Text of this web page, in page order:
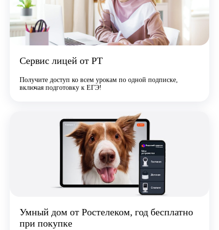
Сервис лицей от РТ
Получите доступ ко всем урокам по одной подписке,
включая подготовку к ЕГЭ!
Умный дом от Ростелеком, год бесплатно
при покупке